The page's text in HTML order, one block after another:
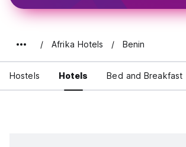
Afrika Hotels Benin
Hostels Hotels Bed and Breakfast